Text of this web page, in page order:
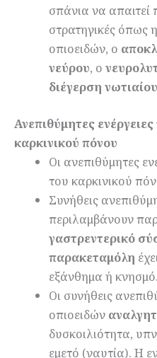
σπάνια να απαιτεί
στρατηγικές όπως η
οπιοειδών, ο
νεύρου, ο
διέγερση
Ανεπιθύμητες
καρκινικού πόνου
Οι ανεπιθύμητες
του καρκινικού
Συνήθεις
περιλαμβάνουν
γαστρεντερικό
παρακεταμόλη
εξάνθημα ή κνησμό.
Οι συνήθεις
οπιοειδών α
δυσκοιλιότητα,
εμετό (ναυτία). Η